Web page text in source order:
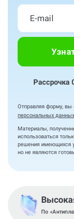
Рассрочка
Отправляя форму, вы
персональных данных
Материалы,
использоваться
решения имеющихся
но не являются
По